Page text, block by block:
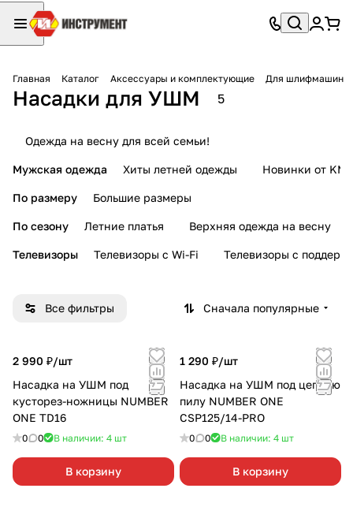
Главная Каталог Аксессуары и комплектующие Для шлифмашин
Насадки для УШМ 5
Одежда на весну для всей семьи!
Мужская одежда Хиты летней одежды Новинки от KMI
По размеру Большие размеры
По сезону Летние платья Верхняя одежда на весну
Телевизоры Телевизоры с Wi-Fi Телевизоры с
Все фильтры Сначала популярные
2 990 ₽/шт
Насадка на УШМ под
кусторез-ножницы NUMBER
ONE TD16
0 0 В наличии: 4 шт
В корзину
1 290 ₽/шт
Насадка на УШМ под цепную
пилу NUMBER ONE
CSP125/14-PRO
0 0 В наличии: 4 шт
В корзину